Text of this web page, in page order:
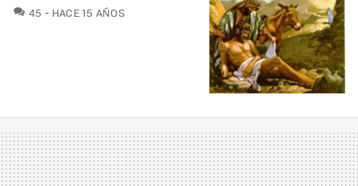
45 COMENTARIOS
HACE 15 AÑOS